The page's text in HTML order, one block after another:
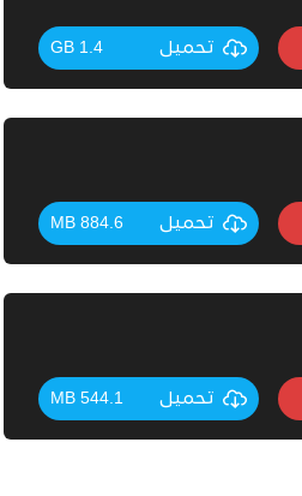
تحميل 1.4 GB
تحميل 884.6 MB
تحميل 544.1 MB